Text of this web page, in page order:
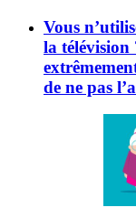
Vous
la
de ne pas